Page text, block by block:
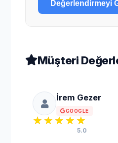
Değerlendirmeyi
Müşteri
İrem Gezer
GOOGLE
5.0